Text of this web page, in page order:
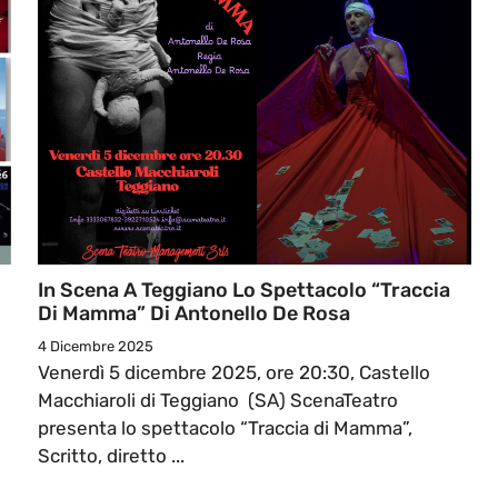
In Scena A Teggiano Lo Spettacolo “Traccia
Di Mamma” Di Antonello De Rosa
4 Dicembre 2025
Venerdì 5 dicembre 2025, ore 20:30, Castello
Macchiaroli di Teggiano (SA) ScenaTeatro
presenta lo spettacolo “Traccia di Mamma”,
Scritto, diretto ...